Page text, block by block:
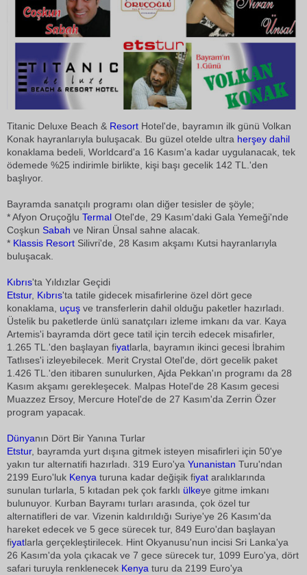
Titanic Deluxe Beach & Resort Hotel'de, bayramın ilk günü Volkan
Konak hayranlarıyla buluşacak. Bu güzel otelde ultra herşey dahil
konaklama bedeli, Worldcard'a 16 Kasım'a kadar uygulanacak, tek
ödemede %25 indirimle birlikte, kişi başı gecelik 142 TL.'den
başlıyor.
Bayramda sanatçılı programı olan diğer tesisler de şöyle;
* Afyon Oruçoğlu Termal Otel'de, 29 Kasım'daki Gala Yemeği'nde
Coşkun Sabah ve Niran Ünsal sahne alacak.
* Klassis Resort Silivri'de, 28 Kasım akşamı Kutsi hayranlarıyla
buluşacak.
Kıbrıs'ta Yıldızlar Geçidi
Etstur, Kıbrıs'ta tatile gidecek misafirlerine özel dört gece
konaklama, uçuş ve transferlerin dahil olduğu paketler hazırladı.
Üstelik bu paketlerde ünlü sanatçıları izleme imkanı da var. Kaya
Artemis'i bayramda dört gece tatil için tercih edecek misafirler,
1.265 TL.'den başlayan fiyatlarla, bayramın ikinci gecesi İbrahim
Tatlıses'i izleyebilecek. Merit Crystal Otel'de, dört gecelik paket
1.426 TL.'den itibaren sunulurken, Ajda Pekkan'ın programı da 28
Kasım akşamı gerekleşecek. Malpas Hotel'de 28 Kasım gecesi
Muazzez Ersoy, Mercure Hotel'de de 27 Kasım'da Zerrin Özer
program yapacak.
Dünyanın Dört Bir Yanına Turlar
Etstur, bayramda yurt dışına gitmek isteyen misafirleri için 50'ye
yakın tur alternatifi hazırladı. 319 Euro'ya Yunanistan Turu'ndan
2199 Euro'luk Kenya turuna kadar değişik fiyat aralıklarında
sunulan turlarla, 5 kıtadan pek çok farklı ülkeye gitme imkanı
bulunuyor. Kurban Bayramı turları arasında, çok özel tur
alternatifleri de var. Vizenin kaldırıldığı Suriye'ye 26 Kasım'da
hareket edecek ve 5 gece sürecek tur, 849 Euro'dan başlayan
fiyatlarla gerçekleştirilecek. Hint Okyanusu'nun incisi Sri Lanka'ya
26 Kasım'da yola çıkacak ve 7 gece sürecek tur, 1099 Euro'ya, dört
safari turuyla renklenecek Kenya turu da 2199 Euro'ya